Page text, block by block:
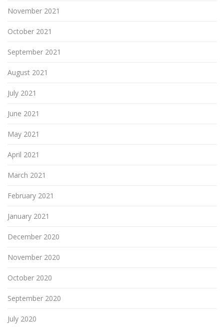
November 2021
October 2021
September 2021
August 2021
July 2021
June 2021
May 2021
April 2021
March 2021
February 2021
January 2021
December 2020
November 2020
October 2020
September 2020
July 2020